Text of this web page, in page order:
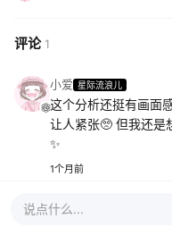
评论 1
小爱 星际流浪儿
这个分析还挺有画面
让人紧张🥺 但我还是
✨
1个月前
说点什么...